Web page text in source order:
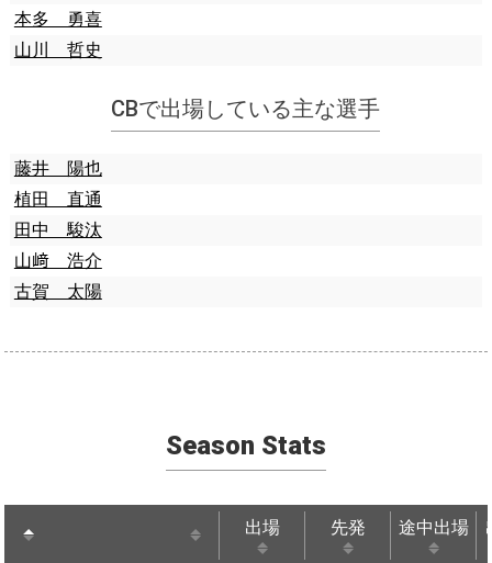
本多 勇喜
山川 哲史
CBで出場している主な選手
藤井 陽也
植田 直通
田中 駿汰
山﨑 浩介
古賀 太陽
Season Stats
出場 先発 途中出場